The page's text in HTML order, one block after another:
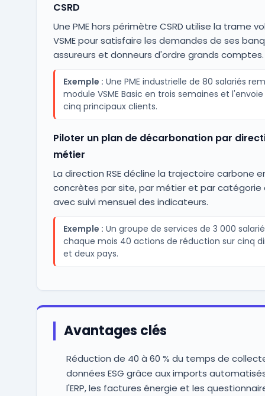
CSRD
Une PME hors périmètre CSRD utilise la trame
VSME pour satisfaire les demandes de ses
assureurs et donneurs d'ordre grands comptes.
Exemple : Une PME industrielle de 80 salariés
module VSME Basic en trois semaines et l'envoie
cinq principaux clients.
Piloter un plan de décarbonation par
métier
La direction RSE décline la trajectoire carbone
concrètes par site, par métier et par catégorie
avec suivi mensuel des indicateurs.
Exemple : Un groupe de services de 3 000
chaque mois 40 actions de réduction sur cinq
et deux pays.
Avantages clés
Réduction de 40 à 60 % du temps de
données ESG grâce aux imports
l'ERP, les factures énergie et les